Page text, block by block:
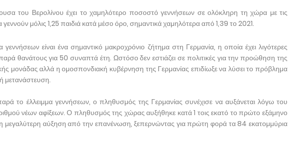
του Βερολίνου έχει το χαμηλότερο ποσοστό γεννήσεων σε ολόκληρη τη χώρα με τις
γεννούν μόλις 1,25 παιδιά κατά μέσο όρο, σημαντικά χαμηλότερα από 1,39 το 2021.
γεννήσεων είναι ένα σημαντικό μακροχρόνιο ζήτημα στη Γερμανία, η οποία έχει λιγότερες
θανάτους για 50 συναπτά έτη. Ωστόσο δεν εστιάζει σε πολιτικές για την προώθηση της
μονάδας αλλά η ομοσπονδιακή κυβέρνηση της Γερμανίας επιδίωξε να λύσει το πρόβλημα
μετανάστευση.
το έλλειμμα γεννήσεων, ο πληθυσμός της Γερμανίας συνέχισε να αυξάνεται λόγω του
νέων αφίξεων. Ο πληθυσμός της χώρας αυξήθηκε κατά 1 τοις εκατό το πρώτο εξάμηνο
μεγαλύτερη αύξηση από την επανένωση, ξεπερνώντας για πρώτη φορά τα 84 εκατομμύρια